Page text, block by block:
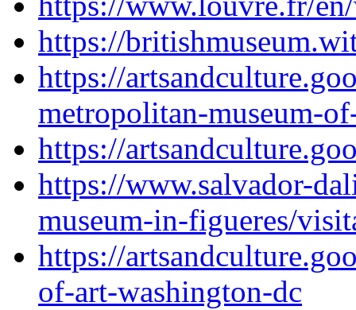
https://
https://
metropolitan-museum-
https://
https://www.salvador-
museum-in-figueres/
https://
of-art-washington-dc